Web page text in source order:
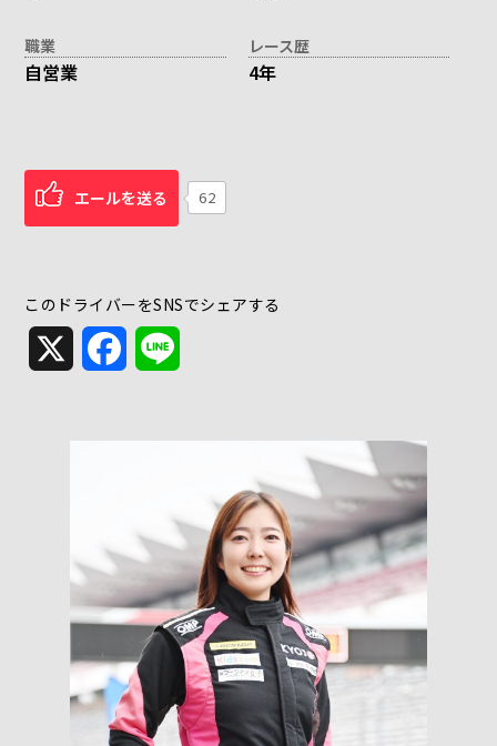
職業
自営業
レース歴
4年
エールを送る 62
このドライバーをSNSでシェアする
Facebook